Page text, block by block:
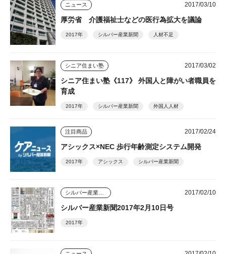
ニュース 2017/03/10
厚労省 介護福祉士などの医行為拡大を議論
2017年 シルバー産業新聞 人材不足
シニア住まい塾 2017/03/02
シニア住まい塾《117》 外国人と障がい者職員を
育成
2017年 シルバー産業新聞 外国人人材
注目商品 2017/02/24
アシックス×NEC 歩行年齢測定システム開発
2017年 アシックス シルバー産業新聞
2017/02/10
シルバー産業新聞2017年2月10日号
2017年